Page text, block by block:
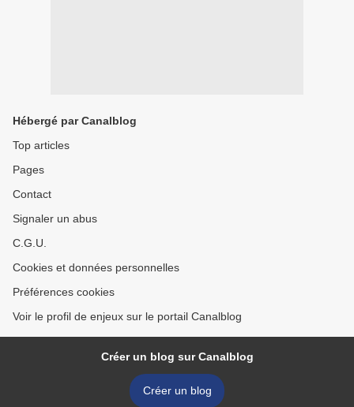
Hébergé par Canalblog
Top articles
Pages
Contact
Signaler un abus
C.G.U.
Cookies et données personnelles
Préférences cookies
Voir le profil de enjeux sur le portail Canalblog
Créer un blog sur Canalblog
Créer un blog